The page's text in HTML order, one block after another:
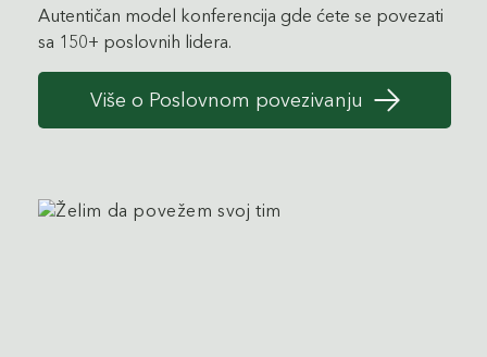
Autentičan model konferencija gde ćete se povezati
sa 150+ poslovnih lidera.
Više o Poslovnom povezivanju